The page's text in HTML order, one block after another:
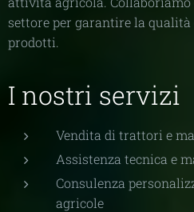
settore per garantire la
prodotti.
I nostri servizi
Vendita di trattori e
Assistenza tecnica e
Consulenza
agricole